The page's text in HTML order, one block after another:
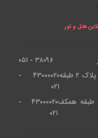
هتل و تور
۳۸۰۹۶ - ۰۵۱
تهران - خیابان قیطریه بن بست شعبانی پلاک ۲ طبقه
۴۳۰۰۰۰۲۰ -
۰۲۱
کیش - فاز 7 صدف - پلاک Ts-67 طبقه همکف
۴۳۰۰۰۰۲۰ -
۰۲۱